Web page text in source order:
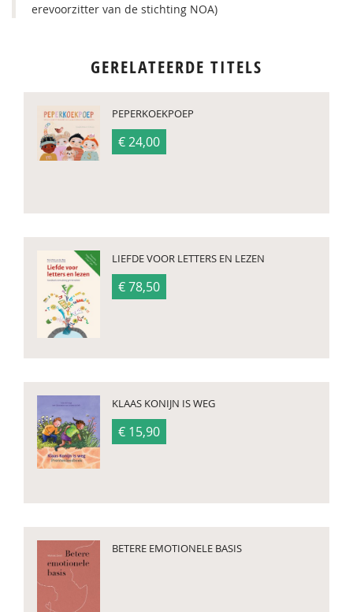
erevoorzitter van de stichting NOA)
GERELATEERDE TITELS
PEPERKOEKPOEP
€ 24,00
LIEFDE VOOR LETTERS EN LEZEN
€ 78,50
KLAAS KONIJN IS WEG
€ 15,90
BETERE EMOTIONELE BASIS